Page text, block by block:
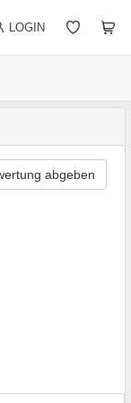
LOGIN
abgeben